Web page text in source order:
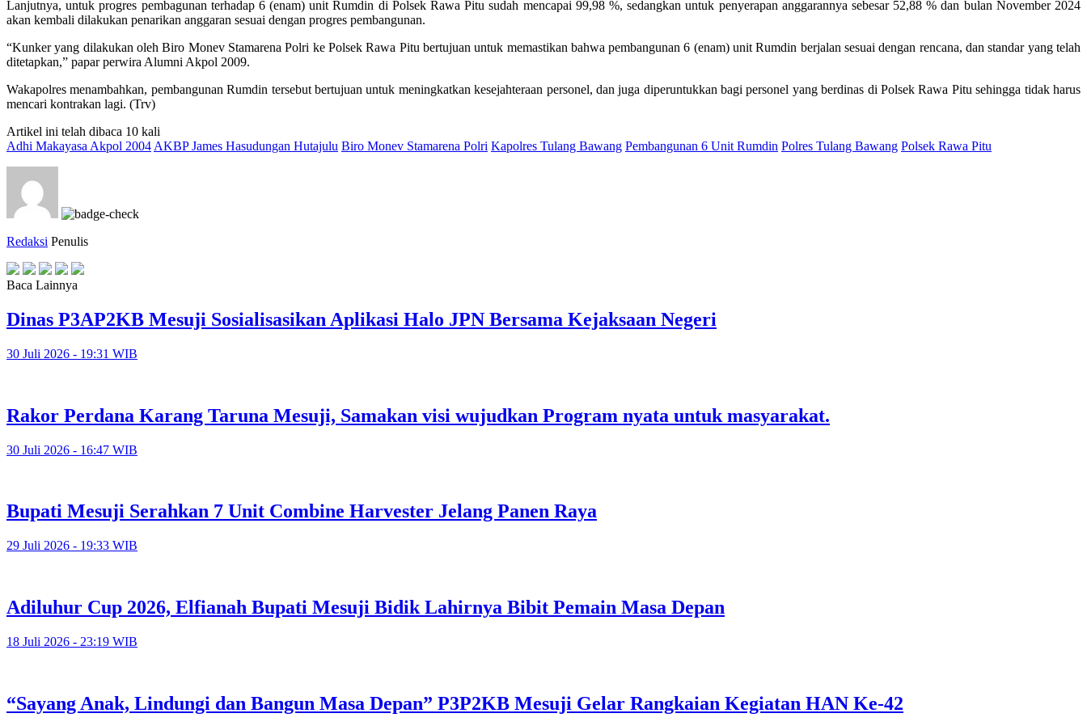
Lanjutnya, untuk progres pembagunan terhadap 6 (enam) unit Rumdin di Polsek Rawa Pitu sudah mencapai 99,98 %, sedangkan untuk penyerapan anggarannya sebesar 52,88 % dan bulan November 2024
akan kembali dilakukan penarikan anggaran sesuai dengan progres pembangunan.
“Kunker yang dilakukan oleh Biro Monev Stamarena Polri ke Polsek Rawa Pitu bertujuan untuk memastikan bahwa pembangunan 6 (enam) unit Rumdin berjalan sesuai dengan rencana, dan standar yang telah
ditetapkan,” papar perwira Alumni Akpol 2009.
Wakapolres menambahkan, pembangunan Rumdin tersebut bertujuan untuk meningkatkan kesejahteraan personel, dan juga diperuntukkan bagi personel yang berdinas di Polsek Rawa Pitu sehingga tidak harus
mencari kontrakan lagi. (Trv)
Artikel ini telah dibaca 10 kali
Adhi Makayasa Akpol 2004 AKBP James Hasudungan Hutajulu Biro Monev Stamarena Polri Kapolres Tulang Bawang Pembangunan 6 Unit Rumdin Polres Tulang Bawang Polsek Rawa Pitu
Redaksi Penulis
Baca Lainnya
Dinas P3AP2KB Mesuji Sosialisasikan Aplikasi Halo JPN Bersama Kejaksaan Negeri
30 Juli 2026 - 19:31 WIB
Rakor Perdana Karang Taruna Mesuji, Samakan visi wujudkan Program nyata untuk masyarakat.
30 Juli 2026 - 16:47 WIB
Bupati Mesuji Serahkan 7 Unit Combine Harvester Jelang Panen Raya
29 Juli 2026 - 19:33 WIB
Adiluhur Cup 2026, Elfianah Bupati Mesuji Bidik Lahirnya Bibit Pemain Masa Depan
18 Juli 2026 - 23:19 WIB
“Sayang Anak, Lindungi dan Bangun Masa Depan” P3P2KB Mesuji Gelar Rangkaian Kegiatan HAN Ke-42